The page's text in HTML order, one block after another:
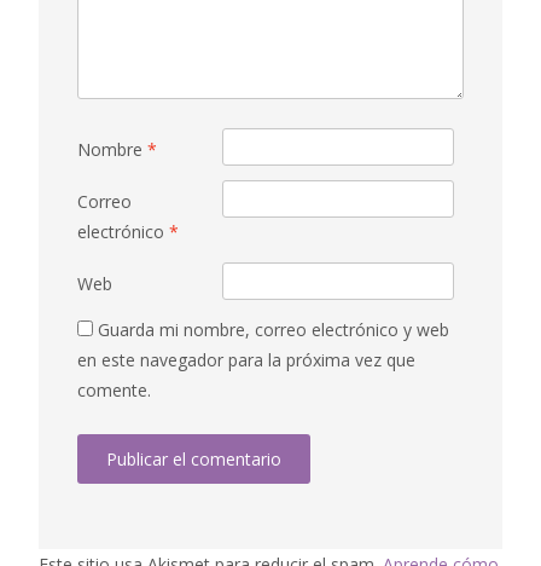
Nombre *
Correo
electrónico *
Web
Guarda mi nombre, correo electrónico y web
en este navegador para la próxima vez que
comente.